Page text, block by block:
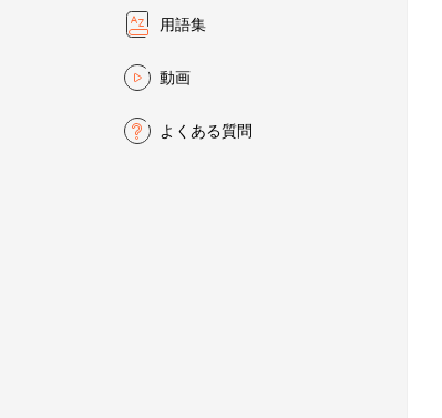
用語集
動画
よくある質問